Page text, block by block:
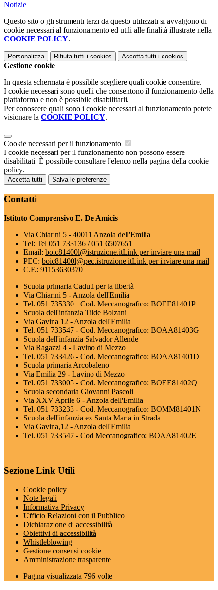
Notizie
Questo sito o gli strumenti terzi da questo utilizzati si avvalgono di
cookie necessari al funzionamento ed utili alle finalità illustrate nella
COOKIE POLICY.
Personalizza Rifiuta tutti i cookies Accetta tutti i cookies
Gestione cookie
In questa schermata è possibile scegliere quali cookie consentire.
I cookie necessari sono quelli che consentono il funzionamento della
piattaforma e non è possibile disabilitarli.
Per conoscere quali sono i cookie necessari al funzionamento potete
visionare la COOKIE POLICY.
Cookie necessari per il funzionamento
I cookie necessari per il funzionamento non possono essere
disabilitati. È possibile consultare l'elenco nella pagina della cookie
policy.
Accetta tutti Salva le preferenze
Contatti
Istituto Comprensivo E. De Amicis
Via Chiarini 5 - 40011 Anzola dell'Emilia
Tel: Tel 051 733136 / 051 6507651
Email: boic81400l@istruzione.itLink per inviare una mail
PEC: boic81400l@pec.istruzione.itLink per inviare una mail
C.F.: 91153630370
Scuola primaria Caduti per la libertà
Via Chiarini 5 - Anzola dell'Emilia
Tel. 051 735330 - Cod. Meccanografico: BOEE81401P
Scuola dell'infanzia Tilde Bolzani
Via Gavina 12 - Anzola dell'Emilia
Tel. 051 733547 - Cod. Meccanografico: BOAA81403G
Scuola dell'infanzia Salvador Allende
Via Ragazzi 4 - Lavino di Mezzo
Tel. 051 733426 - Cod. Meccanografico: BOAA81401D
Scuola primaria Arcobaleno
Via Emilia 29 - Lavino di Mezzo
Tel. 051 733005 - Cod. Meccanografico: BOEE81402Q
Scuola secondaria Giovanni Pascoli
Via XXV Aprile 6 - Anzola dell'Emilia
Tel. 051 733233 - Cod. Meccanografico: BOMM81401N
Scuola dell'infanzia ex Santa Maria in Strada
Via Gavina,12 - Anzola dell'Emilia
Tel. 051 733547 - Cod Meccanografico: BOAA81402E
Sezione Link Utili
Cookie policy
Note legali
Informativa Privacy
Ufficio Relazioni con il Pubblico
Dichiarazione di accessibilità
Obiettivi di accessibilità
Whistleblowing
Gestione consensi cookie
Amministrazione trasparente
Pagina visualizzata 796 volte